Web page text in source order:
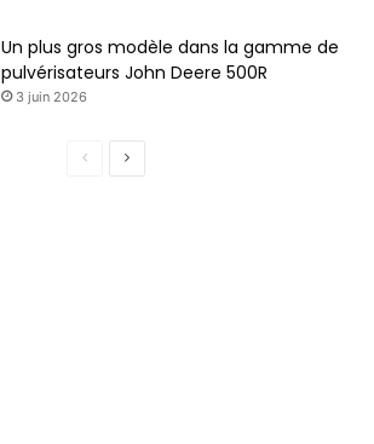
Un plus gros modèle dans la gamme de
pulvérisateurs John Deere 500R
3 juin 2026
Page
Page